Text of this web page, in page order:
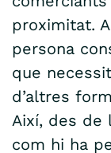
proximitat.
persona
que
d’altres
Així, des de
com hi ha